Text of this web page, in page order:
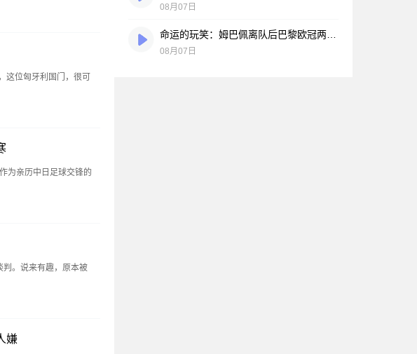
位匈牙利国门，很可
为亲历中日足球交锋的
。说来有趣，原本被
嫌
08月07日
08月07日